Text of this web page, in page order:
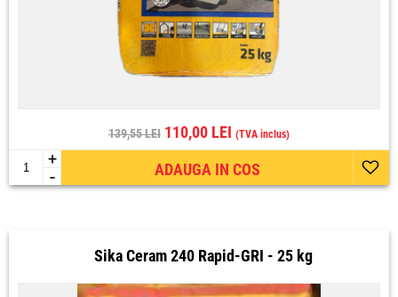
139,55 LEI 110,00 LEI (TVA inclus)
+
- ADAUGA IN COS
Sika Ceram 240 Rapid-GRI - 25 kg